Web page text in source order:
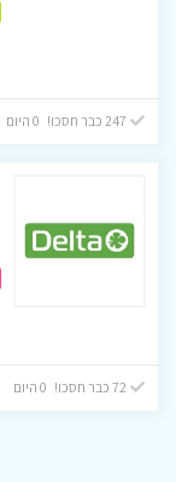
72 כבר חסכו! 0 היום